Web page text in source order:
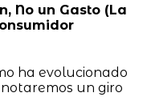
No un Gasto (La
ha evolucionado
un giro